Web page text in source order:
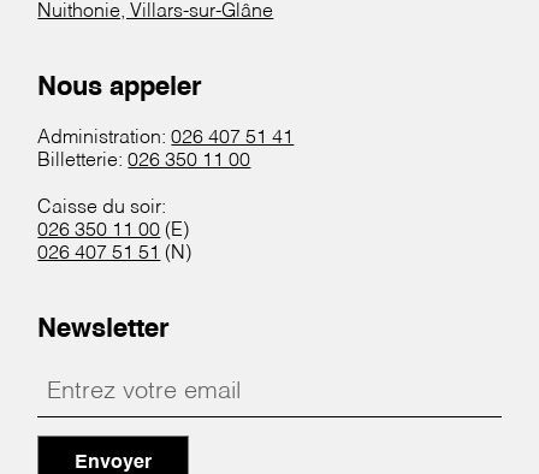
Nuithonie, Villars-sur-Glâne
Nous appeler
Administration:026 407 51 41
Billetterie:026 350 11 00
Caisse du soir:
026 350 11 00 (E)
026 407 51 51 (N)
Newsletter
Envoyer